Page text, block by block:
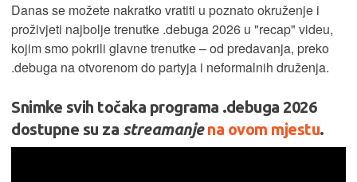
Danas se možete nakratko vratiti u poznato okruženje i
proživjeti najbolje trenutke .debuga 2026 u "recap" videu,
kojim smo pokrili glavne trenutke – od predavanja, preko
.debuga na otvorenom do partyja i neformalnih druženja.
Snimke svih točaka programa .debuga 2026
dostupne su za streamanje na ovom mjestu.